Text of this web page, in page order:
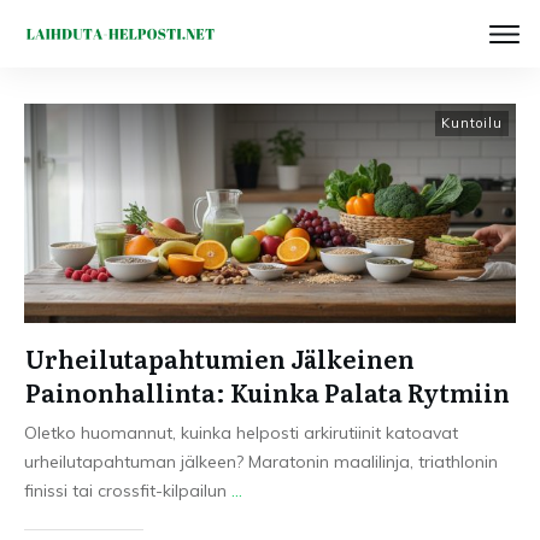
Kuntoilu
Urheilutapahtumien Jälkeinen
Painonhallinta: Kuinka Palata Rytmiin
Oletko huomannut, kuinka helposti arkirutiinit katoavat
urheilutapahtuman jälkeen? Maratonin maalilinja, triathlonin
finissi tai crossfit-kilpailun ...